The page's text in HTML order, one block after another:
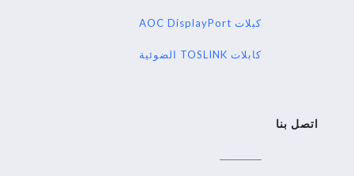
كبلات AOC DisplayPort
كابلات TOSLINK الضوئية
اتصل بنا